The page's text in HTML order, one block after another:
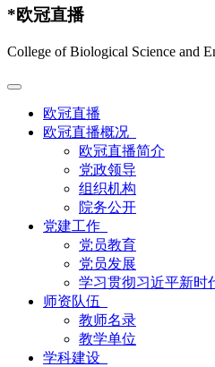
*欧冠直播
College of Biological Science and
欧冠直播
欧冠直播概况
欧冠直播简介
党政领导
组织机构
院务公开
党建工作
党员教育
党员发展
学习贯彻习近平新时
师资队伍
教师名录
教学单位
学科建设